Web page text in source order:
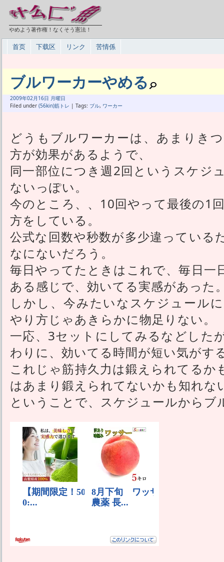
やめよう著作権！なくそう憲法！
首页 下载区 リンク 苦情係
ブルワーカーやめる
2009年02月 16日 月曜日
Filed under (56kin)筋トレ | Tags: ブル, ワーカー
どうもブルワーカーは、あまりき
方が効果があるようで、
同一部位につき週2回というスケジ
ないっぽい。
今のところ、、10回やって最後の1
方をしている。
公式な回数や秒数が多少違っている
なにないだろう。
毎日やってたときはこれで、毎日一
ある感じで、効いてる実感があった
しかし、今みたいなスケジュール
やり方じゃあきらかに物足りない。
一応、3セットにしてみるなどした
わりに、効いてる時間が短い気がす
これじゃ筋持久力は鍛えられてるか
はあまり鍛えられてないかも知れな
ということで、スケジュールからブ